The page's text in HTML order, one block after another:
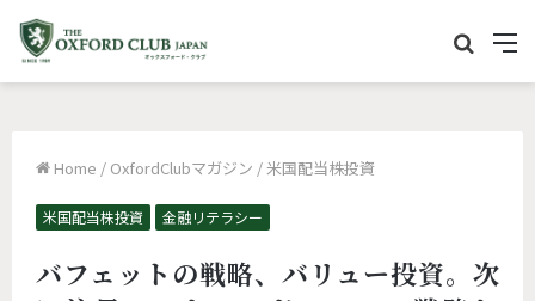
M
e
イ
索
Home / OxfordClubマガジン /米国配当株投資
米国配当株投資 金融リテラシー
バフェットの戦略、バリュー投資。次